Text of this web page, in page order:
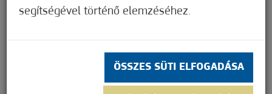
VIDEÓK
segítségével történő elemzéséhez.
ÖSSZES SÜTI ELFOGADÁSA